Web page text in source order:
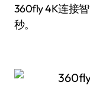
360fly 4K连接
秒。